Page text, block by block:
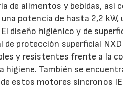
de alimentos y bebidas,
potencia de hasta 2,2
diseño higiénico y de
de protección superficial
y resistentes frente a la
higiene. También se
estos motores síncronos